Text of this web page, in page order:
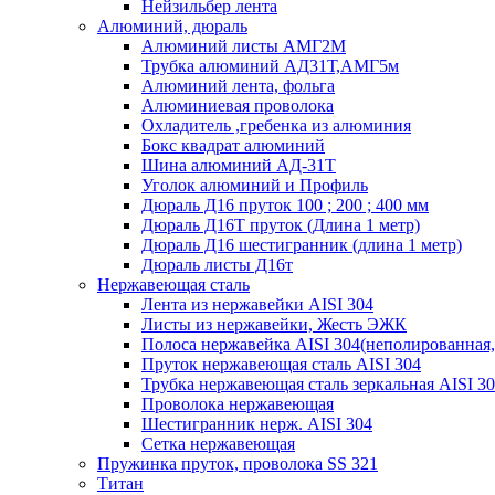
Нейзильбер лента
Алюминий, дюраль
Алюминий листы АМГ2М
Трубка алюминий АД31Т,АМГ5м
Алюминий лента, фольга
Алюминиевая проволока
Охладитель ,гребенка из алюминия
Бокс квадрат алюминий
Шина алюминий АД-31Т
Уголок алюминий и Профиль
Дюраль Д16 пруток 100 ; 200 ; 400 мм
Дюраль Д16Т пруток (Длина 1 метр)
Дюраль Д16 шестигранник (длина 1 метр)
Дюраль листы Д16т
Нержавеющая сталь
Лента из нержавейки AISI 304
Листы из нержавейки, Жесть ЭЖК
Полоса нержавейка АISI
Пруток нержавеющая сталь AISI 304
Трубка нержавеющая сталь зеркальная AISI
Проволока нержавеющая
Шестигранник нерж. AISI 304
Сетка нержавеющая
Пружинка пруток, проволока SS 321
Титан